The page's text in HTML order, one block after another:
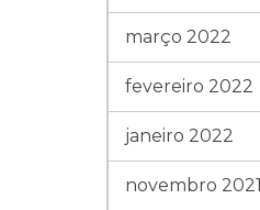
março 2022
fevereiro 2022
janeiro 2022
novembro 2021